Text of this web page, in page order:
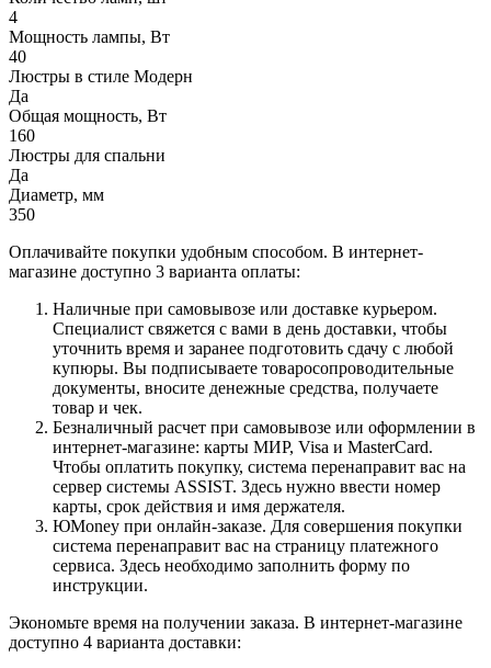
4
Мощность лампы, Вт
40
Люстры в стиле Модерн
Да
Общая мощность, Вт
160
Люстры для спальни
Да
Диаметр, мм
350
Оплачивайте покупки удобным способом. В интернет-
магазине доступно 3 варианта оплаты:
Наличные при самовывозе или доставке курьером.
Специалист свяжется с вами в день доставки, чтобы
уточнить время и заранее подготовить сдачу с любой
купюры. Вы подписываете товаросопроводительные
документы, вносите денежные средства, получаете
товар и чек.
Безналичный расчет при самовывозе или оформлении в
интернет-магазине: карты МИР, Visa и MasterCard.
Чтобы оплатить покупку, система перенаправит вас на
сервер системы ASSIST. Здесь нужно ввести номер
карты, срок действия и имя держателя.
ЮMoney при онлайн-заказе. Для совершения покупки
система перенаправит вас на страницу платежного
сервиса. Здесь необходимо заполнить форму по
инструкции.
Экономьте время на получении заказа. В интернет-магазине
доступно 4 варианта доставки: